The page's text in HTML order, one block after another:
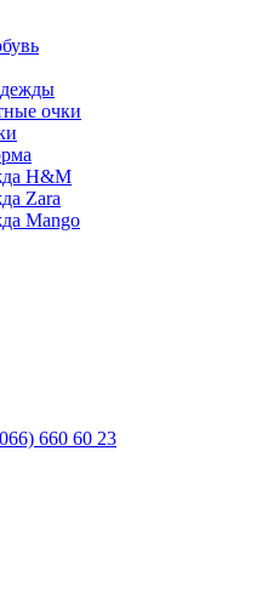
очки
H&M
Zara
Mango
660 60 23